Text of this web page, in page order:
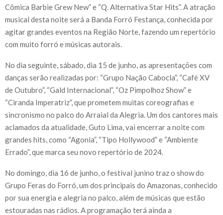
Cômica Barbie Grew New” e “Q. Alternativa Star Hits”. A atração
musical desta noite será a Banda Forró Festança, conhecida por
agitar grandes eventos na Região Norte, fazendo um repertório
com muito forró e músicas autorais.
No dia seguinte, sábado, dia 15 de junho, as apresentações com
danças serão realizadas por: “Grupo Nação Cabocla”, “Café XV
de Outubro”, “Gald Internacional”, “Oz Pimpolhoz Show” e
“Ciranda Imperatriz”, que prometem muitas coreografias e
sincronismo no palco do Arraial da Alegria. Um dos cantores mais
aclamados da atualidade, Guto Lima, vai encerrar a noite com
grandes hits, como “Agonia”, “Tipo Hollywood” e “Ambiente
Errado”, que marca seu novo repertório de 2024.
No domingo, dia 16 de junho, o festival junino traz o show do
Grupo Feras do Forró, um dos principais do Amazonas, conhecido
por sua energia e alegria no palco, além de músicas que estão
estouradas nas rádios. A programação terá ainda a